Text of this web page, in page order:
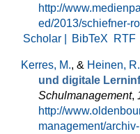
http://
ed/2013/schiefner-
Scholar |
BibTeX RTF
Kerres, M., & Heinen, R.
und digitale
Schulmanagement,
http://
management/archiv-